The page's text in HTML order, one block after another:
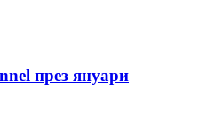
през януари